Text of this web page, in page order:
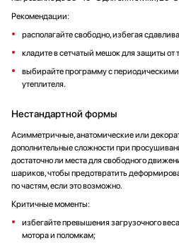
Рекомендации:
располагайте свободно, избегая
кладите в сетчатый мешок для защиты от
выбирайте программу с
утеплителя.
Нестандартной формы
Асимметричные, анатомические или
дополнительные сложности при
достаточно ли места для свободного
шариков, чтобы предотвратить
по частям, если это возможно.
Критичные моменты:
избегайте превышения загрузочного
мотора и поломкам;